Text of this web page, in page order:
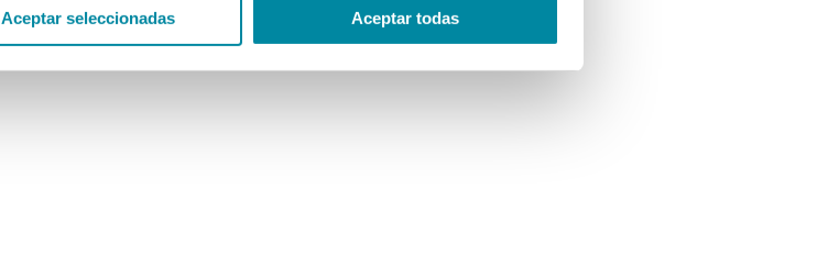
Aceptar seleccionadas Aceptar todas